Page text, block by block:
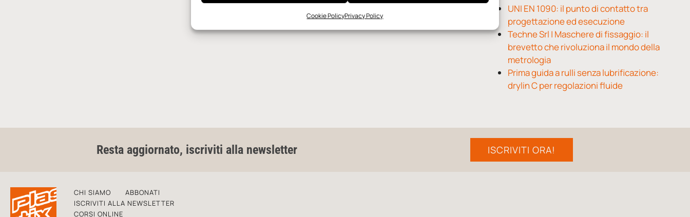
Cookie PolicyPrivacy Policy
UNI EN 1090: il punto di contatto tra
progettazione ed esecuzione
Techne Srl | Maschere di fissaggio: il
brevetto che rivoluziona il mondo della
metrologia
Prima guida a rulli senza lubrificazione:
drylin C per regolazioni fluide
Resta aggiornato, iscriviti alla newsletter ISCRIVITI ORA!
CHI SIAMO
ABBONATI
ISCRIVITI ALLA NEWSLETTER
CORSI ONLINE